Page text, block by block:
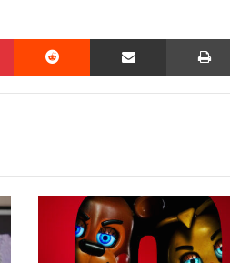
Pinterest Reddit Condividi via Email